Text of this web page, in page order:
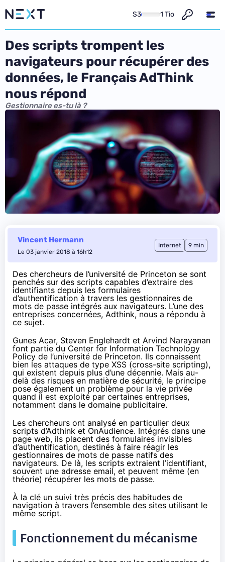
S3 1 Tio
Des scripts trompent les
navigateurs pour récupérer des
données, le Français AdThink
nous répond
Gestionnaire es-tu là ?
Vincent Hermann
Le 03 janvier 2018 à 16h12
Internet 9 min
Des chercheurs de l’université de Princeton se sont
penchés sur des scripts capables d’extraire des
identifiants depuis les formulaires
d’authentification à travers les gestionnaires de
mots de passe intégrés aux navigateurs. L’une des
entreprises concernées, Adthink, nous a répondu à
ce sujet.
Gunes Acar, Steven Englehardt et Arvind Narayanan
font partie du Center for Information Technology
Policy de l’université de Princeton. Ils connaissent
bien les attaques de type XSS (cross-site scripting),
qui existent depuis plus d’une décennie. Mais au-
delà des risques en matière de sécurité, le principe
pose également un problème pour la vie privée
quand il est exploité par certaines entreprises,
notamment dans le domaine publicitaire.
Les chercheurs ont analysé en particulier deux
scripts d’Adthink et OnAudience. Intégrés dans une
page web, ils placent des formulaires invisibles
d’authentification, destinés à faire réagir les
gestionnaires de mots de passe natifs des
navigateurs. De là, les scripts extraient l’identifiant,
souvent une adresse email, et peuvent même (en
théorie) récupérer les mots de passe.
À la clé un suivi très précis des habitudes de
navigation à travers l’ensemble des sites utilisant le
même script.
Fonctionnement du mécanisme